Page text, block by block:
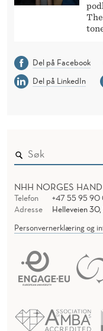
Del på Facebook
Del på LinkedIn
NHH NORGES
Telefon
+47 55 95
Adresse
Helleveien
Personvernerklæring og